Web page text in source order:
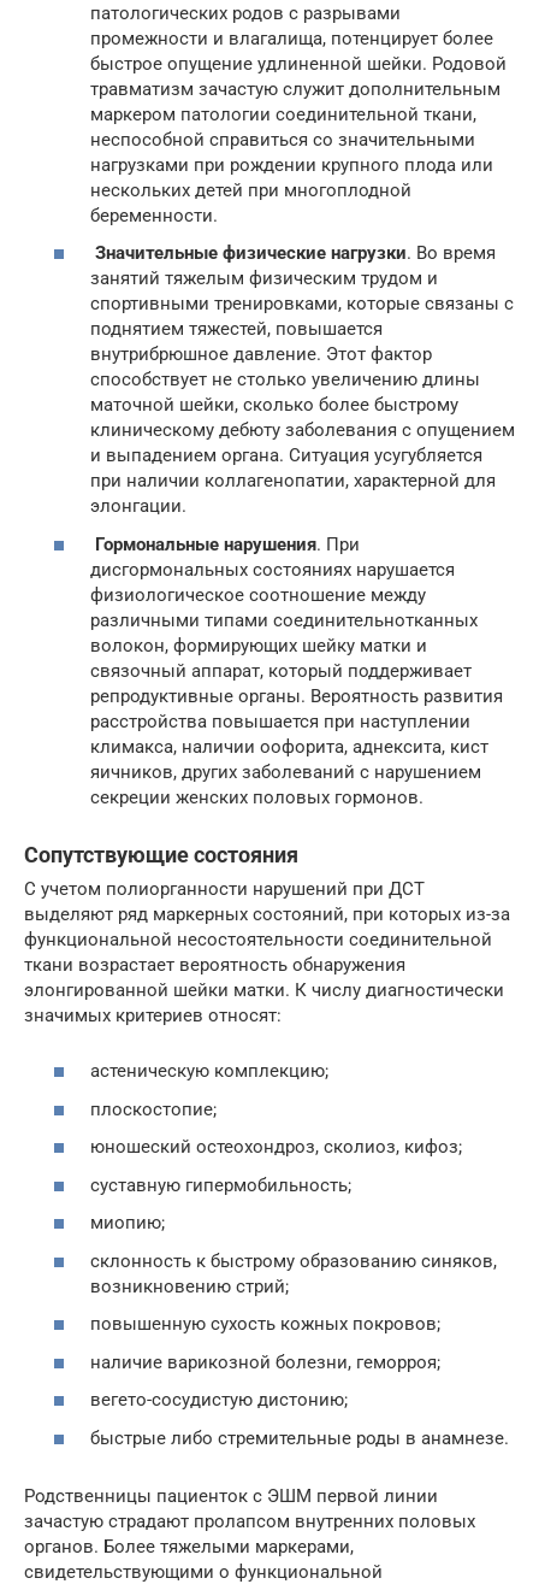
патологических родов с разрывами
промежности и влагалища, потенцирует более
быстрое опущение удлиненной шейки. Родовой
травматизм зачастую служит дополнительным
маркером патологии соединительной ткани,
неспособной справиться со значительными
нагрузками при рождении крупного плода или
нескольких детей при многоплодной
беременности.
Значительные физические нагрузки. Во время
занятий тяжелым физическим трудом и
спортивными тренировками, которые связаны с
поднятием тяжестей, повышается
внутрибрюшное давление. Этот фактор
способствует не столько увеличению длины
маточной шейки, сколько более быстрому
клиническому дебюту заболевания с опущением
и выпадением органа. Ситуация усугубляется
при наличии коллагенопатии, характерной для
элонгации.
Гормональные нарушения. При
дисгормональных состояниях нарушается
физиологическое соотношение между
различными типами соединительнотканных
волокон, формирующих шейку матки и
связочный аппарат, который поддерживает
репродуктивные органы. Вероятность развития
расстройства повышается при наступлении
климакса, наличии оофорита, аднексита, кист
яичников, других заболеваний с нарушением
секреции женских половых гормонов.
Сопутствующие состояния
С учетом полиорганности нарушений при ДСТ
выделяют ряд маркерных состояний, при которых из-за
функциональной несостоятельности соединительной
ткани возрастает вероятность обнаружения
элонгированной шейки матки. К числу диагностически
значимых критериев относят:
астеническую комплекцию;
плоскостопие;
юношеский остеохондроз, сколиоз, кифоз;
суставную гипермобильность;
миопию;
склонность к быстрому образованию синяков,
возникновению стрий;
повышенную сухость кожных покровов;
наличие варикозной болезни, геморроя;
вегето-сосудистую дистонию;
быстрые либо стремительные роды в анамнезе.
Родственницы пациенток с ЭШМ первой линии
зачастую страдают пролапсом внутренних половых
органов. Более тяжелыми маркерами,
свидетельствующими о функциональной